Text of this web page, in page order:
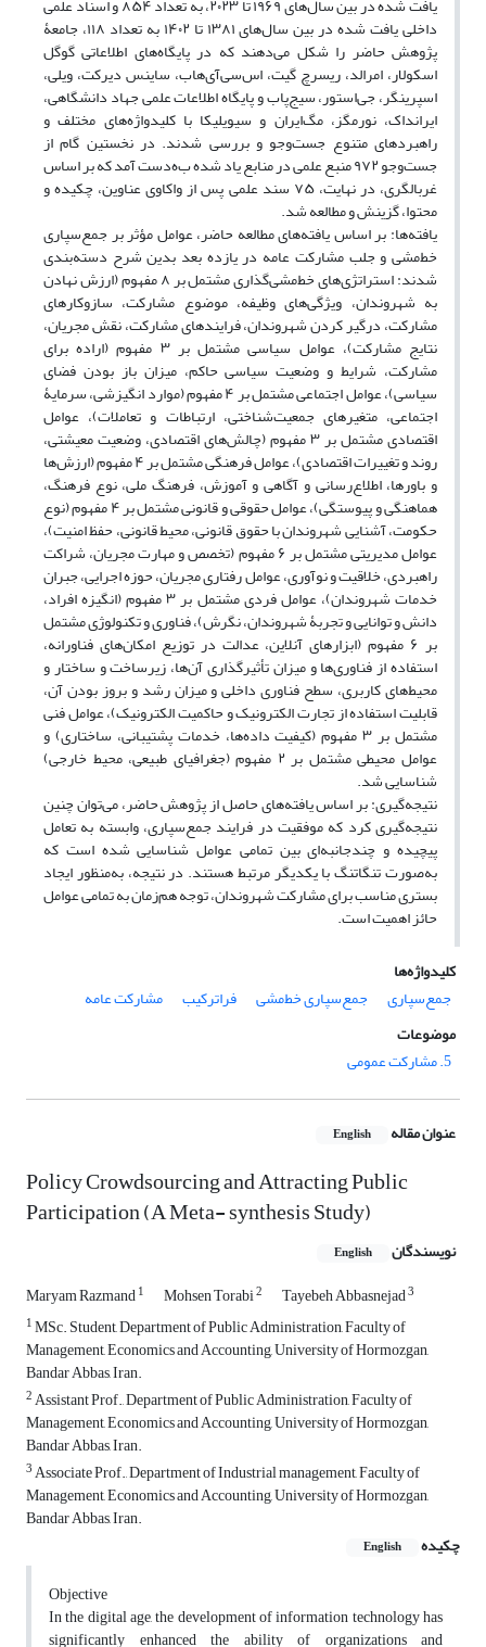
یافت شده در بین سال‌های ۱۹۶۹ تا ۲۰۲۳، به تعداد ۸۵۴ و اسناد علمی
داخلی یافت شده در بین سال‌های ۱۳۸۱ تا ۱۴۰۲ به تعداد ۱۱۸، جامعۀ
پژوهش حاضر را شکل می‌دهند که در پایگاه‌های اطلاعاتی گوگل
اسکولار، امرالد، ریسرچ گیت، اس‌سی‌آی‌هاب، ساینس دیرکت، ویلی،
اسپرینگر، جی‌استور، سیج‌پاب و پایگاه اطلاعات علمی جهاد دانشگاهی،
ایرانداک، نورمگز، مگ‌ایران و سیویلیکا با کلیدواژه‌های مختلف و
راهبردهای متنوع جست‎‌وجو و بررسی شدند. در نخستین گام از
جست‌وجو ۹۷۲ منبع علمی در منابع یاد شده ب‌ه‌دست آمد که بر اساس
غربالگری، در نهایت، ۷۵ سند علمی پس از واکاوی عناوین، چکیده و
محتوا، گزینش و مطالعه شد.
یافته‌ها: بر اساس یافته‌های مطالعه حاضر، عوامل مؤثر بر جمع‌سپاری
خط‌مشی و جلب مشارکت عامه در یازده بعد بدین شرح دسته‌بندی
شدند: استراتژی‌های خط‌مشی‌گذاری مشتمل بر ۸ مفهوم (ارزش نهادن
به شهروندان، ویژگی‌های وظیفه، موضوع مشارکت، سازوکارهای
مشارکت، درگیر کردن شهروندان، فرایندهای مشارکت، نقش مجریان،
نتایج مشارکت)، عوامل سیاسی مشتمل بر ۳ مفهوم (اراده برای
مشارکت، شرایط و وضعیت سیاسی حاکم، میزان باز بودن فضای
سیاسی)، عوامل اجتماعی مشتمل بر ۴ مفهوم (موارد انگیزشی، سرمایۀ
اجتماعی، متغیرهای جمعیت‌شناختی، ارتباطات و تعاملات)، عوامل
اقتصادی مشتمل بر ۳ مفهوم (چالش‌های اقتصادی، وضعیت معیشتی،
روند و تغییرات اقتصادی)، عوامل فرهنگی مشتمل بر ۴ مفهوم (ارزش‌ها
و باورها، اطلاع‌رسانی و آگاهی و آموزش، فرهنگ ملی، نوع فرهنگ،
هماهنگی و پیوستگی)، عوامل حقوقی و قانونی مشتمل بر ۴ مفهوم (نوع
حکومت، آشنایی شهروندان با حقوق قانونی، محیط قانونی، حفظ امنیت)،
عوامل مدیریتی مشتمل بر ۶ مفهوم (تخصص و مهارت مجریان، شراکت
راهبردی، خلاقیت و نوآوری، عوامل رفتاری مجریان، حوزه اجرایی، جبران
خدمات شهروندان)، عوامل فردی مشتمل بر ۳ مفهوم (انگیزه افراد،
دانش و توانایی و تجربۀ شهروندان، نگرش)، فناوری و تکنولوژی مشتمل
بر ۶ مفهوم (ابزارهای آنلاین، عدالت در توزیع امکان‌های فناورانه،
استفاده از فناوری‌ها و میزان تأثیرگذاری آن‌ها، زیرساخت و ساختار و
محیط‌های کاربری، سطح فناوری داخلی و میزان رشد و بروز بودن آن،
قابلیت استفاده از تجارت الکترونیک و حاکمیت الکترونیک)، عوامل فنی
مشتمل بر ۳ مفهوم (کیفیت داده‌ها، خدمات پشتیبانی، ساختاری) و
عوامل محیطی مشتمل بر ۲ مفهوم (جغرافیای طبیعی، محیط خارجی)
شناسایی شد.
نتیجه‌گیری: بر اساس یافته‌های حاصل از پژوهش حاضر، می‌توان چنین
نتیجه‌گیری کرد که موفقیت در فرایند جمع‌سپاری، وابسته به تعامل
پیچیده و چندجانبه‌ای بین تمامی عوامل شناسایی شده است که
به‌صورت تنگاتنگ با یکدیگر مرتبط هستند. در نتیجه، به‌منظور ایجاد
بستری مناسب برای مشارکت شهروندان، توجه هم‌زمان به تمامی عوامل
حائز اهمیت است.
کلیدواژه‌ها
جمع‌‌سپاری
جمع‌‌سپاری خط‌‌مشی فراترکیب
مشارکت عامه
موضوعات
5. مشارکت عمومی
عنوان مقاله English
Policy Crowdsourcing and Attracting Public
Participation (A Meta- synthesis Study)
نویسندگان English
Maryam Razmand1 Mohsen Torabi2 Tayebeh Abbasnejad3
1MSc. Student, Department of Public Administration, Faculty of
Management, Economics and Accounting, University of Hormozgan,
Bandar Abbas, Iran.
2Assistant Prof., Department of Public Administration, Faculty of
Management, Economics and Accounting, University of Hormozgan,
Bandar Abbas, Iran.
3Associate Prof., Department of Industrial management, Faculty of
Management, Economics and Accounting, University of Hormozgan,
Bandar Abbas, Iran.
چکیده
English
Objective
In the digital age, the development of information technology has
significantly enhanced the ability of organizations and